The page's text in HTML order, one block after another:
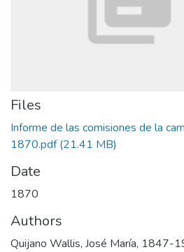
Files
Informe de las comisiones de la
1870.pdf(21.41 MB)
Date
1870
Authors
Quijano Wallis, José María, 1847-